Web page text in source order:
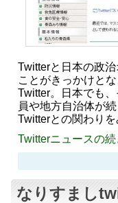
Twitterと日本の政
ことがきっかけと
Twitter。日本でも
員や地方自治体が
Twitterとの関わり
Twitterニュースの
なりすまし